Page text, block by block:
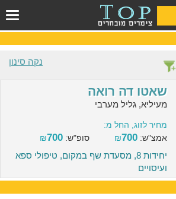
נקה סינון
שאטו דה רואה
מעיליא, גליל מערבי
מחיר לזוג, החל מ:
אמצ"ש:
₪700 סופ"ש: ₪700
יחידות 8, מסעדת שף במקום, טיפולי ספא
ועיסויים